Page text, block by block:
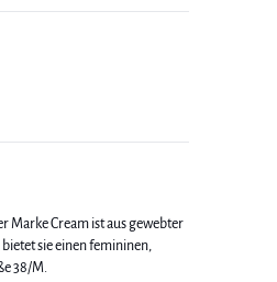
Marke Cream ist aus gewebter
sie einen femininen,
38/M.